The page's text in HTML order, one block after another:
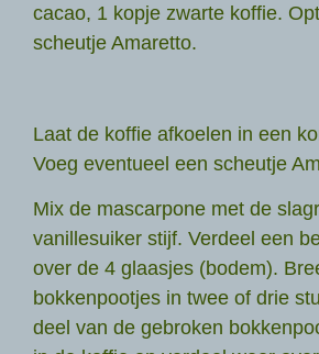
cacao, 1 kopje zwarte koffie.
scheutje Amaretto.
Laat de koffie afkoelen in een
Voeg eventueel een scheutje
Mix de mascarpone met de
vanillesuiker stijf. Verdeel een
over de 4 glaasjes (bodem).
bokkenpootjes in twee of drie
deel van de gebroken